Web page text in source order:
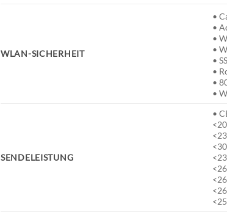
WLAN-SICHERHEIT
•
•
•
•
•
•
•
•
SENDELEISTUNG
•